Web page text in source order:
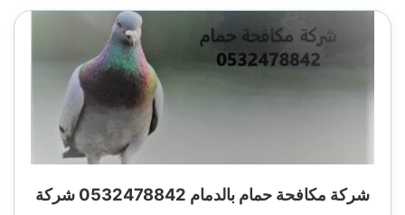
شركة مكافحة حمام بالدمام 0532478842 شركة